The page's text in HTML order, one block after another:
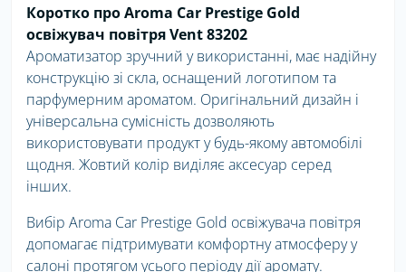
Коротко про Aroma Car Prestige Gold
освіжувач повітря Vent 83202
Ароматизатор зручний у використанні, має надійну
конструкцію зі скла, оснащений логотипом та
парфумерним ароматом. Оригінальний дизайн і
універсальна сумісність дозволяють
використовувати продукт у будь-якому автомобілі
щодня. Жовтий колір виділяє аксесуар серед
інших.
Вибір Aroma Car Prestige Gold освіжувача повітря
допомагає підтримувати комфортну атмосферу у
салоні протягом усього періоду дії аромату.